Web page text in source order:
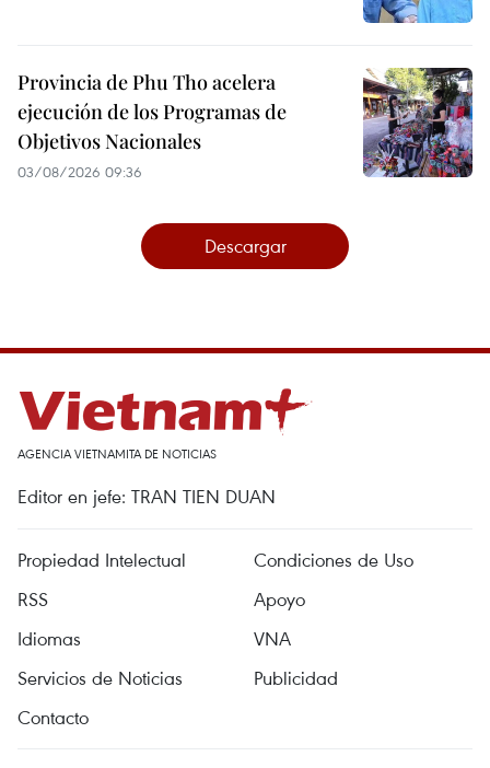
Provincia de Phu Tho acelera
ejecución de los Programas de
Objetivos Nacionales
03/08/2026 09:36
Descargar
AGENCIA VIETNAMITA DE NOTICIAS
Editor en jefe: TRAN TIEN DUAN
Propiedad Intelectual
Condiciones de Uso
RSS
Apoyo
Idiomas
VNA
Servicios de Noticias
Publicidad
Contacto